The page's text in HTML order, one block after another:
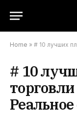
Home » # 10 лучших
# 10